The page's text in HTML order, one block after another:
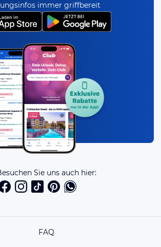
immer griffbereit
Sie uns auch hier:
FAQ